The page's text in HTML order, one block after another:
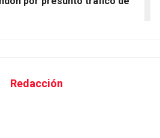
Redacción